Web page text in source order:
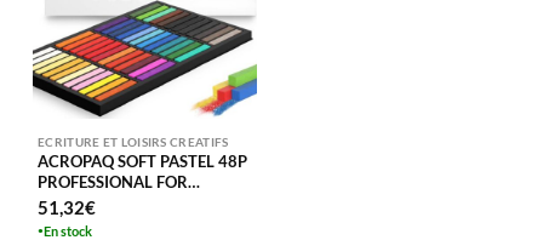
ECRITURE ET LOISIRS CREATIFS
ACROPAQ SOFT PASTEL 48P
PROFESSIONAL FOR
ARTISTS
51,32€
En stock